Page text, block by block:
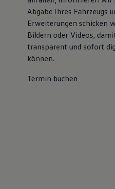
Abgabe Ihres Fahrzeugs
Erweiterungen schicken
Bildern oder Videos,
transparent und sofort
können.
Termin buchen